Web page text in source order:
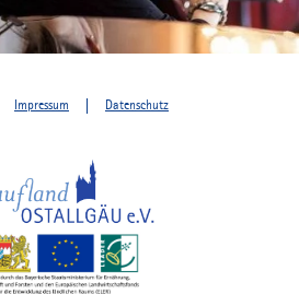
Impressum Datenschutz